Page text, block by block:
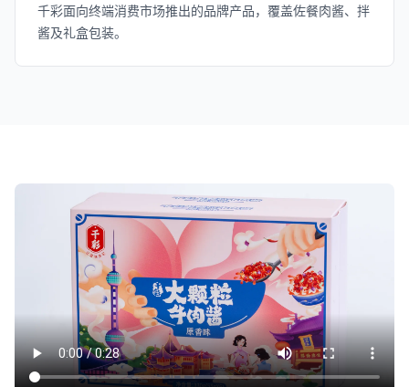
千彩面向终端消费市场推出的品牌产品，覆盖佐餐肉酱、拌
酱及礼盒包装。